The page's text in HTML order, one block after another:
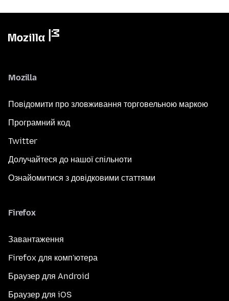
Mozilla
Повідомити про зловживання торговельною маркою
Програмний код
Twitter
Долучайтеся до нашої спільноти
Ознайомитися з довідковими статтями
Firefox
Завантаження
Firefox для комп'ютера
Браузер для Android
Браузер для iOS